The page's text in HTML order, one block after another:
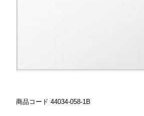
商品コード 44034-058-1B